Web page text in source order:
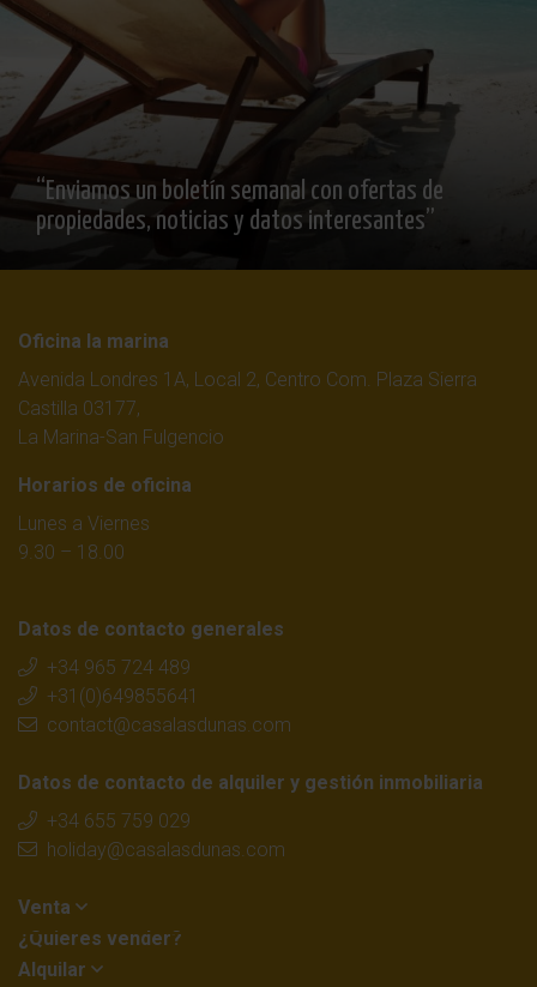
“Enviamos un boletín semanal con ofertas de
propiedades, noticias y datos interesantes”
Oficina la marina
Avenida Londres 1A, Local 2, Centro Com. Plaza Sierra
Castilla 03177,
La Marina-San Fulgencio
Horarios de oficina
Lunes a Viernes
9.30 – 18.00
Datos de contacto generales
+34 965 724 489
+31(0)649855641
contact@casalasdunas.com
Datos de contacto de alquiler y gestión inmobiliaria
+34 655 759 029
holiday@casalasdunas.com
Venta
¿Quieres vender?
Alquilar